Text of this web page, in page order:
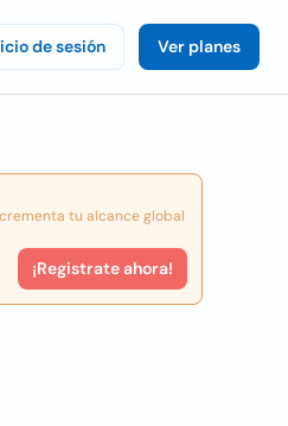
de sesión Ver planes
tu alcance global
¡Registrate ahora!